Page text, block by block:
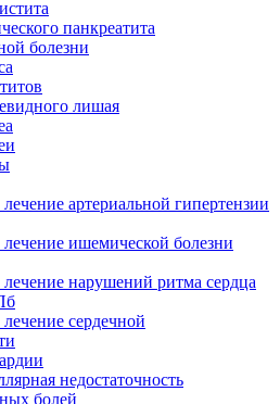
панкреатита
болезни
лишая
артериальной гипертензии
ишемической болезни
нарушений ритма сердца
сердечной
недостаточность
болей